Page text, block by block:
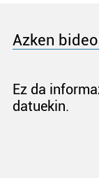
Azken
Ez da
datuekin.